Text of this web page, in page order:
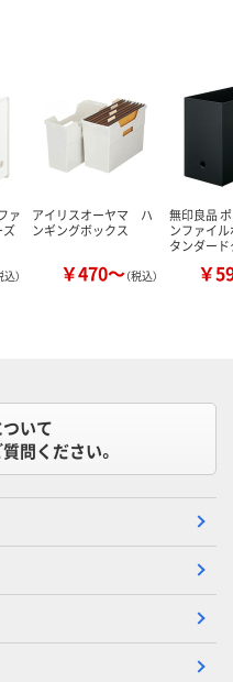
ァ
ズ
込）
アイリスオーヤマ ハ
ンギングボックス
￥470～（税込）
無印良品
ンファイ
タンダー
￥
いて
問ください。